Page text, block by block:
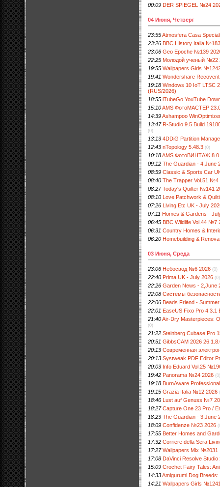
00:09 DER SPIEGEL №24
04 Июня, Четверг
23:55Atmosfera Casa
23:26 BBC History Italia
23:06 Geo Epoche №139
22:25 Молодой ученый №22
19:55 Wallpapers Girls
19:41 Wondershare
19:18 Windows 10 IoT LTSC
(RUS/2026)
18:55 iTubeGo YouTube
15:10AMS ФотоМАСТЕР
14:39Ashampoo
13:47 R-Studio 9.5 Build
(0)
13:13 4DDiG Partition
12:43 nTopology 5.48.3 (0)
10:18AMS ФотоВИНТАЖ 8.0
09:12 The Guardian - 4,June
08:59 Classic & Sports Car
08:40 The Trapper Vol.51 №4
08:27 Today's Quilter №141
08:10 Love Patchwork &
07:26 Living Etc UK - July
07:11 Homes & Gardens -
06:45 BBC Wildlife Vol.44 №7
06:31 Country Homes &
06:20 Homebuilding &
03 Июня, Среда
23:06 Небосвод №6 2026 (0)
22:40 Prima UK - July 2026 (0)
22:26 Garden News - 2,June
22:08 Системы
22:06 Beads Friend -
22:01 EaseUS Fixo Pro 4.3.1
21:40Air-Dry Masterpieces:
(0)
21:22 Steinberg Cubase Pro
20:51 GibbsCAM 2026
20:13 Современная
20:13 Systweak PDF Editor
20:03 Info Eduard Vol.25
19:42 Panorama №24 2026 (0)
19:18 BurnAware
19:15 Grazia Italia №12 2026
18:46 Lust auf Genuss №7
18:27 Capture One 23 Pro /
18:23 The Guardian - 3,June
18:09 Confidenze №23 2026
17:55 Better Homes and
17:32 Corriere della Sera
17:27 Wallpapers Mix №2031
17:08 DaVinci Resolve
15:09 Crochet Fairy Tales:
14:33Amigurumi Dog
14:21 Wallpapers Girls